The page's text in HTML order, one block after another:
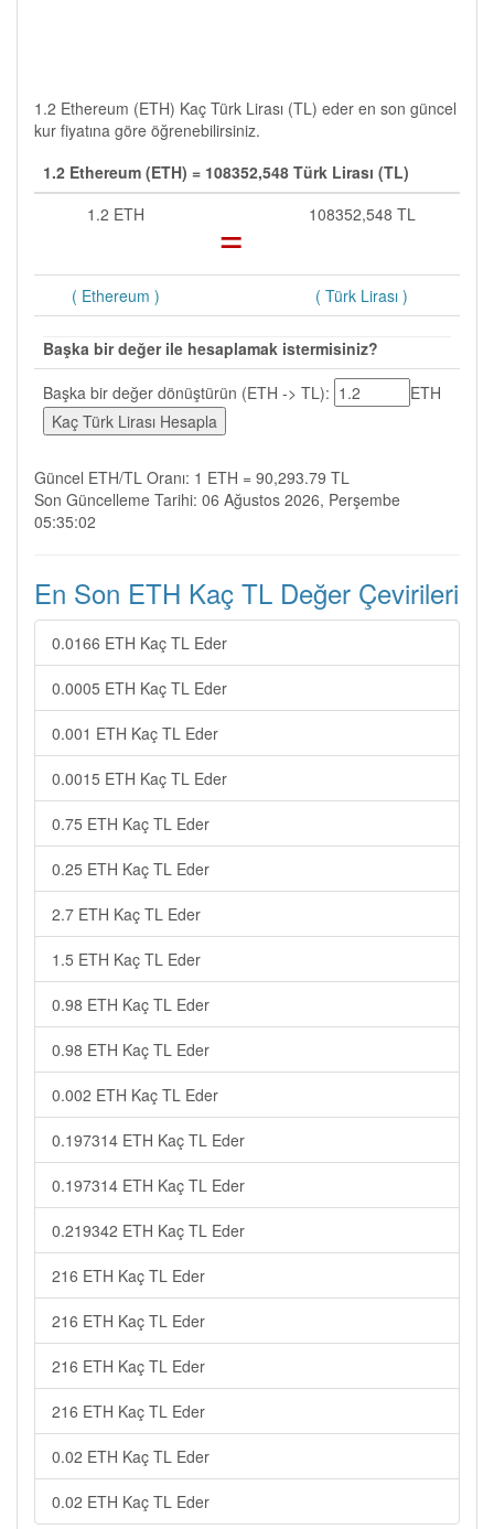
1.2 Ethereum (ETH) Kaç Türk Lirası (TL) eder en son güncel
kur fiyatına göre öğrenebilirsiniz.
1.2 Ethereum (ETH) = 108352,548 Türk Lirası (TL)
1.2 ETH
= 108352,548 TL
( Ethereum ) ( Türk Lirası )
Başka bir değer ile hesaplamak istermisiniz?
Başka bir değer dönüştürün (ETH -> TL):
ETH
Güncel ETH/TL Oranı: 1 ETH = 90,293.79 TL
Son Güncelleme Tarihi: 06 Ağustos 2026, Perşembe
05:35:02
En Son ETH Kaç TL Değer Çevirileri
0.0166 ETH Kaç TL Eder
0.0005 ETH Kaç TL Eder
0.001 ETH Kaç TL Eder
0.0015 ETH Kaç TL Eder
0.75 ETH Kaç TL Eder
0.25 ETH Kaç TL Eder
2.7 ETH Kaç TL Eder
1.5 ETH Kaç TL Eder
0.98 ETH Kaç TL Eder
0.98 ETH Kaç TL Eder
0.002 ETH Kaç TL Eder
0.197314 ETH Kaç TL Eder
0.197314 ETH Kaç TL Eder
0.219342 ETH Kaç TL Eder
216 ETH Kaç TL Eder
216 ETH Kaç TL Eder
216 ETH Kaç TL Eder
216 ETH Kaç TL Eder
0.02 ETH Kaç TL Eder
0.02 ETH Kaç TL Eder